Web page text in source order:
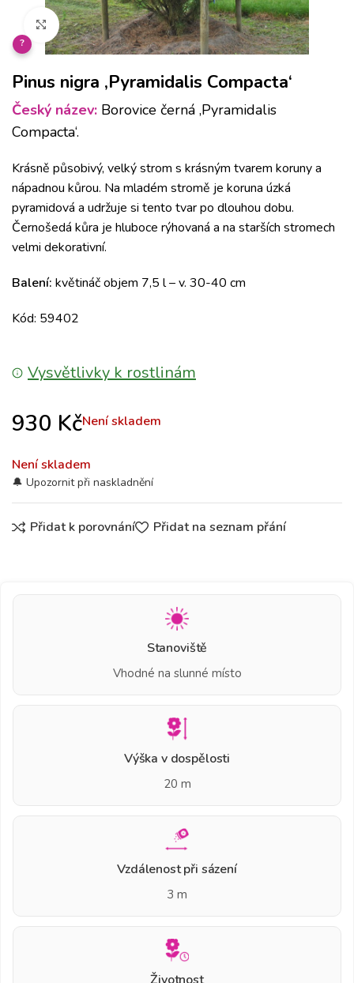
Klikněte pro zvětšení
?
Pinus nigra ‚Pyramidalis Compacta‘
Český název: Borovice černá ‚Pyramidalis
Compacta‘.
Krásně působivý, velký strom s krásným tvarem koruny a
nápadnou kůrou. Na mladém stromě je koruna úzká
pyramidová a udržuje si tento tvar po dlouhou dobu.
Černošedá kůra je hluboce rýhovaná a na starších stromech
velmi dekorativní.
Balení: květináč objem 7,5 l – v. 30-40 cm
Kód: 59402
Vysvětlivky k rostlinám
930 KčNení skladem
Není skladem
Přidat k porovnání Přidat na seznam přání
Stanoviště
Vhodné na slunné místo
Výška v dospělosti
20 m
Vzdálenost při sázení
3 m